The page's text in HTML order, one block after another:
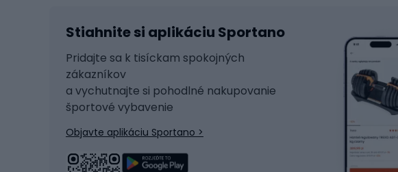
Beh na lyžiach
Skitouring
Korčule
Snowboard
Turistická obuv
Tašky na bicykel
Svetlá na bicykli
Sedadlá pre bicykle
Zámky na bicykle
Batohy na bicykel
Časti bicyklov
Stiahnite si aplikáciu Sportano
Pridajte sa k tisíckam spokojných
zákazníkov
a vychutnajte si pohodlné nakupovanie
športové vybavenie
Objavte aplikáciu Sportano >